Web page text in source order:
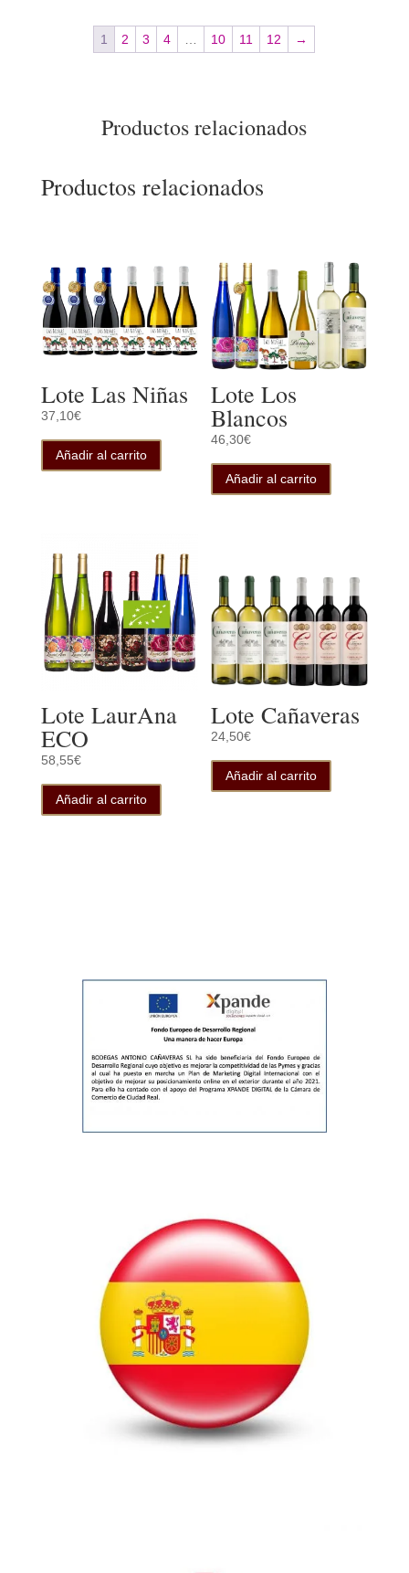
1 2 3 4 10 11 12 →
Productos relacionados
Productos relacionados
Lote Las Niñas
37,10€
Añadir al carrito
Lote Los
Blancos
46,30€
Añadir al carrito
Lote LaurAna
ECO
58,55€
Añadir al carrito
Lote Cañaveras
24,50€
Añadir al carrito